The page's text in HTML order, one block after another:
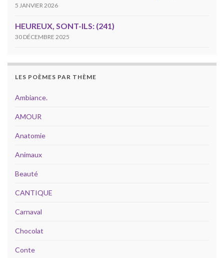
5 JANVIER 2026
HEUREUX, SONT-ILS: (241)
30 DÉCEMBRE 2025
LES POÈMES PAR THÈME
Ambiance.
AMOUR
Anatomie
Animaux
Beauté
CANTIQUE
Carnaval
Chocolat
Conte